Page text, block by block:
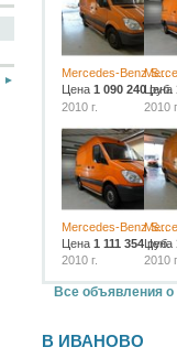
Mercedes-Benz S...
Цена 1 090 240руб.
2010 г.
Цена
2010
Mercedes-Benz S...
Цена 1 111 354руб.
2010 г.
Цена
2010
Все объявления
В ИВАНОВО